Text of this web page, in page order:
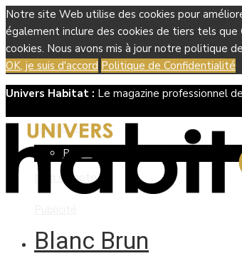
Notre site Web utilise des cookies pour
également inclure des cookies de tiers tels
cookies. Nous avons mis à jour notre politique
OK, je suis d'accord Politique de Confidentialité
Univers Habitat : Le magazine professionnel
Boutique
Panier
Mon compte
Contact
Blanc Brun